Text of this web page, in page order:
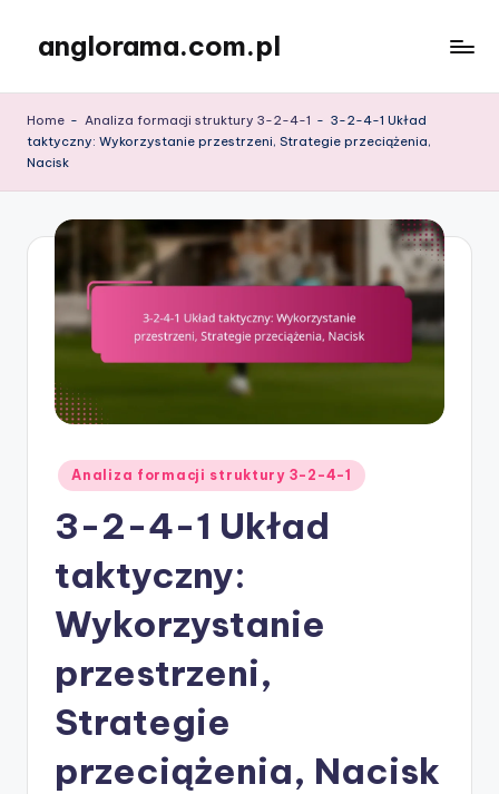
content
anglorama.com.pl
Home - Analiza formacji struktury 3-2-4-1 - 3-2-4-1 Układ
taktyczny: Wykorzystanie przestrzeni, Strategie przeciążenia,
Nacisk
Posted
in
Analiza formacji struktury 3-2-4-1
3-2-4-1 Układ
taktyczny:
Wykorzystanie
przestrzeni,
Strategie
przeciążenia, Nacisk